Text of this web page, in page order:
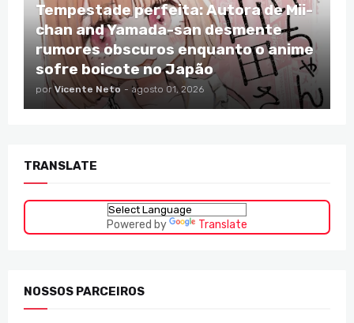
Tempestade perfeita: Autora de Mii-
chan and Yamada-san desmente
rumores obscuros enquanto o anime
sofre boicote no Japão
por Vicente Neto - agosto 01, 2026
TRANSLATE
Powered by Translate
NOSSOS PARCEIROS